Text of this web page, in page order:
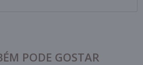
PODE GOSTAR